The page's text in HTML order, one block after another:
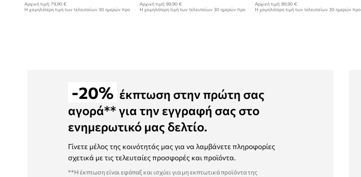
Αρχική τιμή: 79,90 €
Η χαμηλότερη τιμή των τελευταίων 30 ημερών προ
Αρχική τιμή:89,90 €
Η χαμηλότερη τιμή των τελευταίων 30 ημερών προ
Αρχική τιμή: 89,90 €
Η χαμηλότερη τιμή των τελευταίων 30 ημερών προ
-20% έκπτωση στην πρώτη σας
αγορά** για την εγγραφή σας στο
ενημερωτικό μας δελτίο.
Γίνετε μέλος της κοινότητάς μας για να λαμβάνετε πληροφορίες
σχετικά με τις τελευταίες προσφορές και προϊόντα.
**Η έκπτωση είναι εφάπαξ και ισχύει για μη εκπτωτικά προϊόντα της